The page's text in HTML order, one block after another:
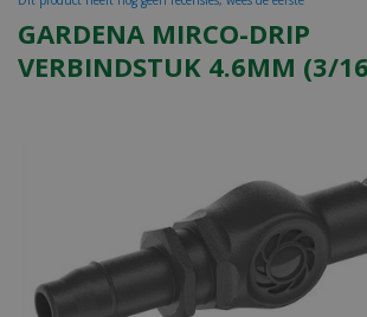
GARDENA MIRCO-DRIP
VERBINDSTUK 4.6MM (3/